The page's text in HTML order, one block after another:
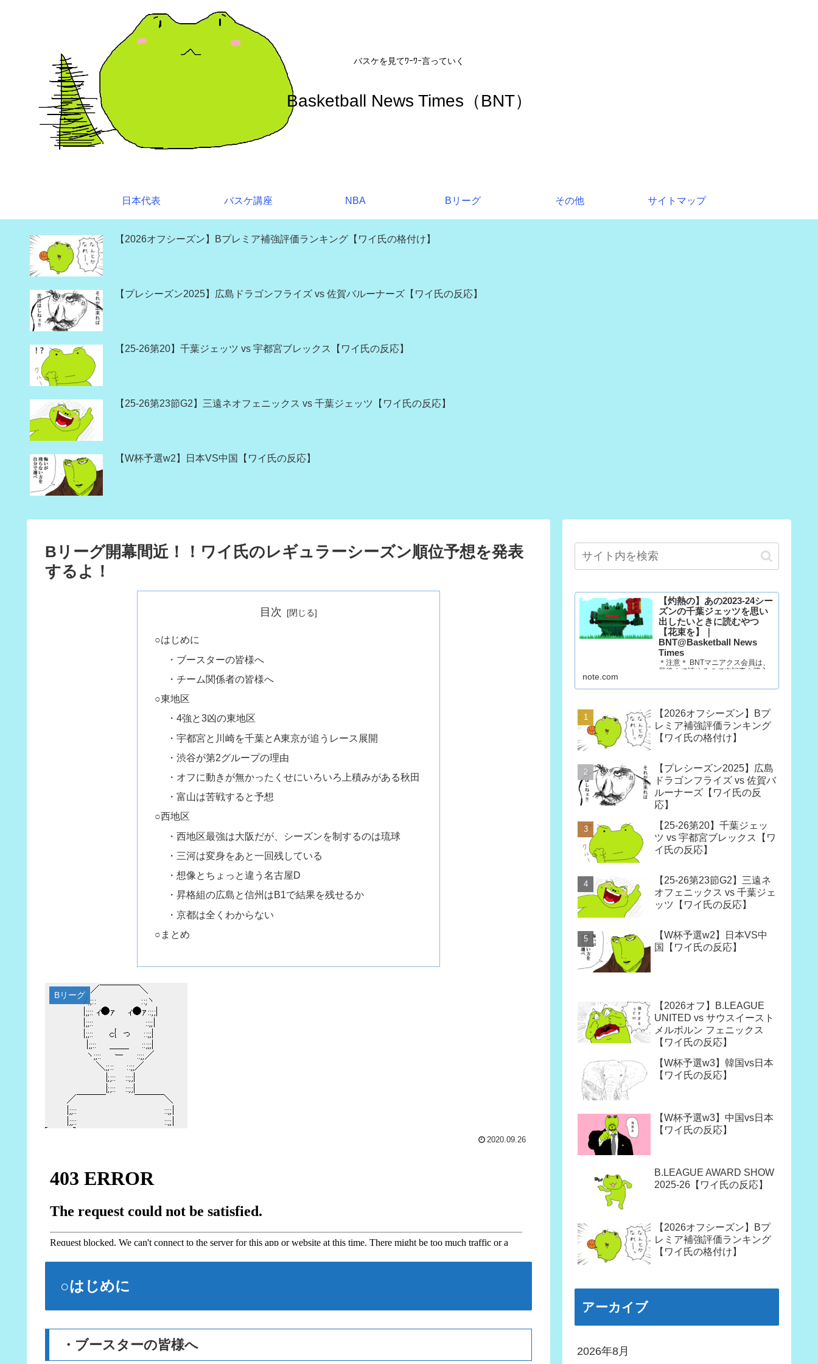
バスケを見てﾜｰﾜｰ言っていく
Basketball News Times（BNT）
日本代表 バスケ講座 NBA Bリーグ その他 サイトマップ
【2026オフシーズン】Bプレミア補強評価ランキング【ワイ氏の格付け】
【プレシーズン2025】広島ドラゴンフライズ vs 佐賀バルーナーズ【ワイ氏の反応】
【25-26第20】千葉ジェッツ vs 宇都宮ブレックス【ワイ氏の反応】
【25-26第23節G2】三遠ネオフェニックス vs 千葉ジェッツ【ワイ氏の反応】
【W杯予選w2】日本VS中国【ワイ氏の反応】
Bリーグ開幕間近！！ワイ氏のレギュラーシーズン順位予想を発表
するよ！
目次
○はじめに
・ブースターの皆様へ
・チーム関係者の皆様へ
○東地区
・4強と3凶の東地区
・宇都宮と川崎を千葉とA東京が追うレース展開
・渋谷が第2グループの理由
・オフに動きが無かったくせにいろいろ上積みがある秋田
・富山は苦戦すると予想
○西地区
・西地区最強は大阪だが、シーズンを制するのは琉球
・三河は変身をあと一回残している
・想像とちょっと違う名古屋D
・昇格組の広島と信州はB1で結果を残せるか
・京都は全くわからない
○まとめ
Bリーグ
2020.09.26
○はじめに
・ブースターの皆様へ
【灼熱の】あの2023-24シー
ズンの千葉ジェッツを思い
出したいときに読むやつ
【花束を】｜
BNT@Basketball News
Times
＊注意＊ BNTマニアクス会員は、
最後まで読めるので本記事を購入
ス会員以外の方で、「この記事だ
れば、今月だけマニアクス会員に
なった方が390円安いです。
（訳：石油王は3部買っていけ）
10年後も千葉…
note.com
【2026オフシーズン】Bプ
レミア補強評価ランキング
【ワイ氏の格付け】
【プレシーズン2025】広島
ドラゴンフライズ vs 佐賀バ
ルーナーズ【ワイ氏の反
応】
【25-26第20】千葉ジェッ
ツ vs 宇都宮ブレックス【ワ
イ氏の反応】
【25-26第23節G2】三遠ネ
オフェニックス vs 千葉ジェ
ッツ【ワイ氏の反応】
【W杯予選w2】日本VS中
国【ワイ氏の反応】
【2026オフ】B.LEAGUE
UNITED vs サウスイースト
メルボルン フェニックス
【ワイ氏の反応】
【W杯予選w3】韓国vs日本
【ワイ氏の反応】
【W杯予選w3】中国vs日本
【ワイ氏の反応】
B.LEAGUE AWARD SHOW
2025-26【ワイ氏の反応】
【2026オフシーズン】Bプ
レミア補強評価ランキング
【ワイ氏の格付け】
アーカイブ
2026年8月